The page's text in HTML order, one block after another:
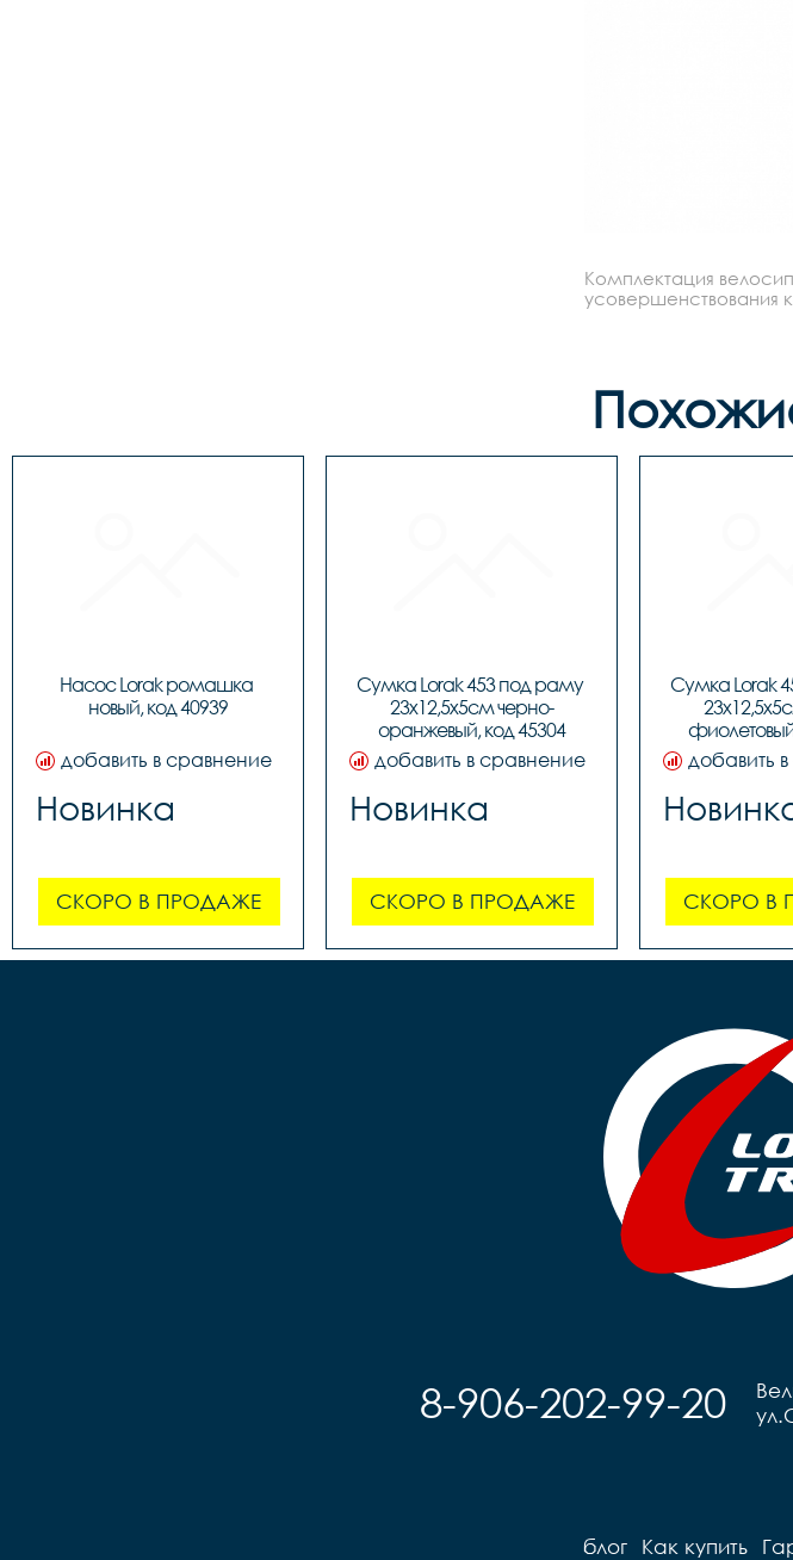
Комплектация
усовершенствования
Насос Lorak ромашка
новый, код 40939
добавить в сравнение
Новинка
СКОРО В ПРОДАЖЕ
Сумка Lorak 453 под раму
23х12,5х5см черно-
оранжевый, код 45304
добавить в сравнение
Новинка
СКОРО В ПРОДАЖЕ
Сумка Lorak
добавить
СКОРО В
8-906-202-99-20
блог Как купить